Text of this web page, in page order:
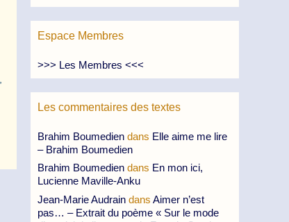
Espace Membres
>>> Les Membres <<<
Les commentaires des textes
Brahim Boumedien dans Elle aime me lire
– Brahim Boumedien
Brahim Boumedien dans En mon ici,
Lucienne Maville-Anku
Jean-Marie Audrain dans Aimer n’est
pas… – Extrait du poème « Sur le mode